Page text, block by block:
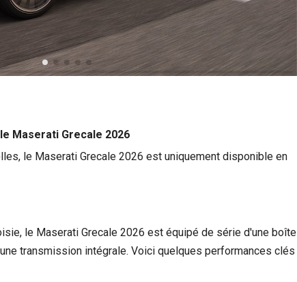
Maserati Grecale 2026
le Maserati Grecale 2026 est uniquement disponible en
le Maserati Grecale 2026 est équipé de série d'une boîte
transmission intégrale. Voici quelques performances clés